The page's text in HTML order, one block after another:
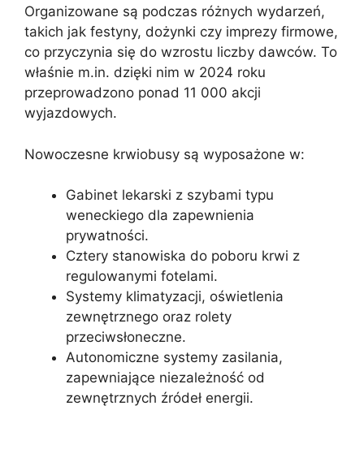
Organizowane są podczas różnych wydarzeń,
takich jak festyny, dożynki czy imprezy firmowe,
co przyczynia się do wzrostu liczby dawców. To
właśnie m.in. dzięki nim w 2024 roku
przeprowadzono ponad 11 000 akcji
wyjazdowych.
Nowoczesne krwiobusy są wyposażone w:
Gabinet lekarski z szybami typu
weneckiego dla zapewnienia
prywatności.
Cztery stanowiska do poboru krwi z
regulowanymi fotelami.
Systemy klimatyzacji, oświetlenia
zewnętrznego oraz rolety
przeciwsłoneczne.
Autonomiczne systemy zasilania,
zapewniające niezależność od
zewnętrznych źródeł energii.